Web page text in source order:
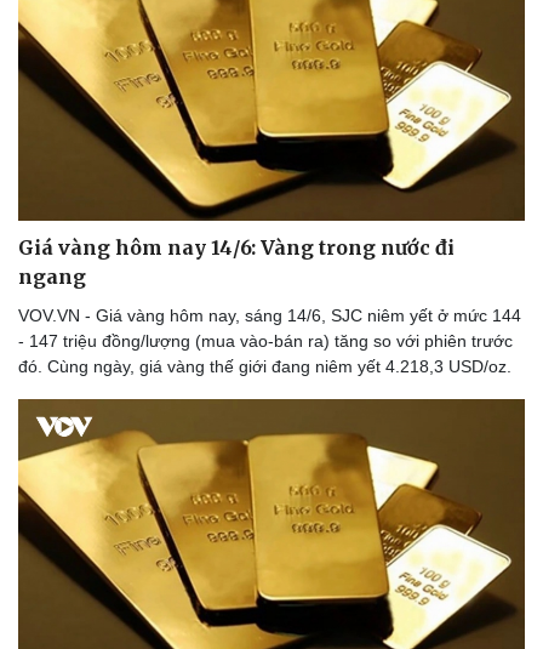
Giá vàng hôm nay 14/6: Vàng trong nước đi
ngang
VOV.VN - Giá vàng hôm nay, sáng 14/6, SJC niêm yết ở mức 144
- 147 triệu đồng/lượng (mua vào-bán ra) tăng so với phiên trước
đó. Cùng ngày, giá vàng thế giới đang niêm yết 4.218,3 USD/oz.